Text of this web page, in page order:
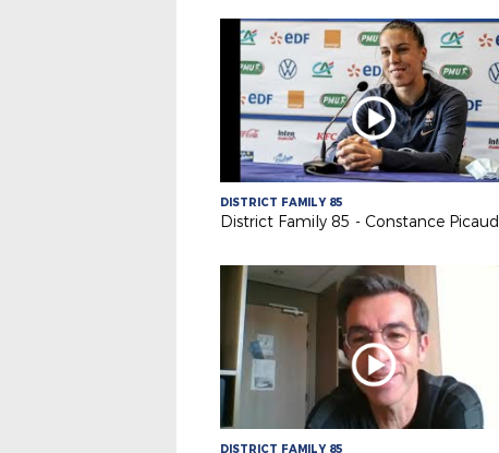
DISTRICT FAMILY 85
District Family 85 - Constance Picaud
DISTRICT FAMILY 85